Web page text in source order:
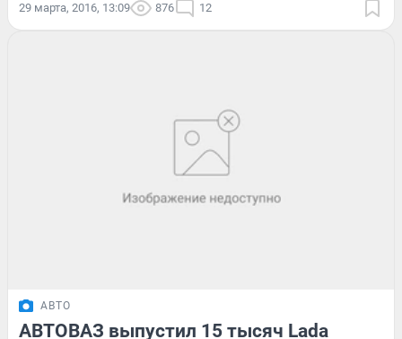
29 марта, 2016, 13:09 876 12
АВТО
АВТОВАЗ выпустил 15 тысяч Lada